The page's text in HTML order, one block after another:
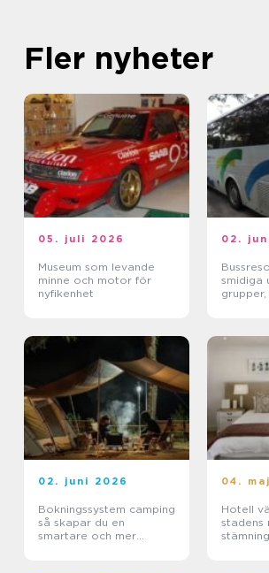
Fler nyheter
05. juli 2026
Museum som levande
minne och motor för
nyfikenhet
02.
smidiga
02. juni 2026
Bokningssystem camping
så skapar du en
smartare och mer
04.
Hotell växjö en
stadens